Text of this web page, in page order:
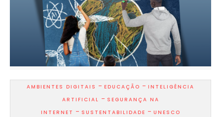
AMBIENTES DIGITAIS - EDUCAÇÃO - INTELIGÊNCIA
ARTIFICIAL - SEGURANÇA NA
INTERNET - SUSTENTABILIDADE - UNESCO